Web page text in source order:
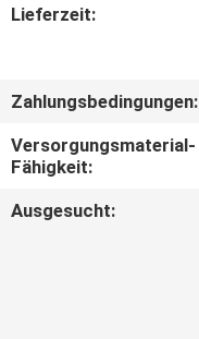
EIN
ZITAT
SITEMAP
Lieferzeit:
Zahlungsbedingungen:
Versorgungsmaterial-
Fähigkeit:
Ausgesucht: